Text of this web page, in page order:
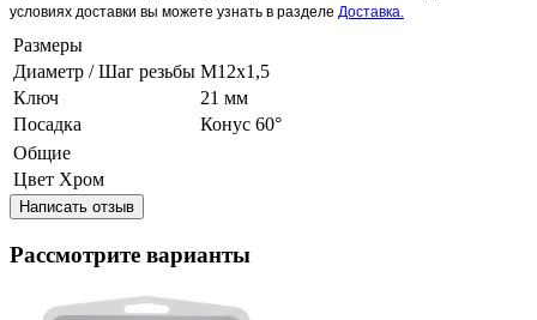
условиях доставки вы можете узнать в разделе Доставка.
Размеры
Диаметр / Шаг резьбы М12х1,5
Ключ
21 мм
Посадка
Конус 60°
Общие
Цвет Хром
Написать отзыв
Рассмотрите варианты